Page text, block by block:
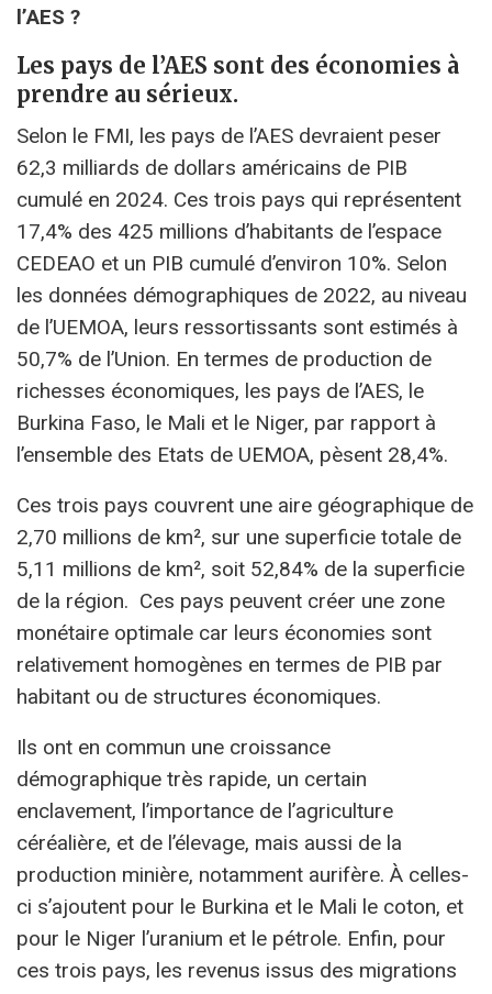
l’AES ?
Les pays de l’AES sont des économies à
prendre au sérieux.
Selon le FMI, les pays de l’AES devraient peser
62,3 milliards de dollars américains de PIB
cumulé en 2024. Ces trois pays qui représentent
17,4% des 425 millions d’habitants de l’espace
CEDEAO et un PIB cumulé d’environ 10%. Selon
les données démographiques de 2022, au niveau
de l’UEMOA, leurs ressortissants sont estimés à
50,7% de l’Union. En termes de production de
richesses économiques, les pays de l’AES, le
Burkina Faso, le Mali et le Niger, par rapport à
l’ensemble des Etats de UEMOA, pèsent 28,4%.
Ces trois pays couvrent une aire géographique de
2,70 millions de km², sur une superficie totale de
5,11 millions de km², soit 52,84% de la superficie
de la région. Ces pays peuvent créer une zone
monétaire optimale car leurs économies sont
relativement homogènes en termes de PIB par
habitant ou de structures économiques.
Ils ont en commun une croissance
démographique très rapide, un certain
enclavement, l’importance de l’agriculture
céréalière, et de l’élevage, mais aussi de la
production minière, notamment aurifère. À celles-
ci s’ajoutent pour le Burkina et le Mali le coton, et
pour le Niger l’uranium et le pétrole. Enfin, pour
ces trois pays, les revenus issus des migrations